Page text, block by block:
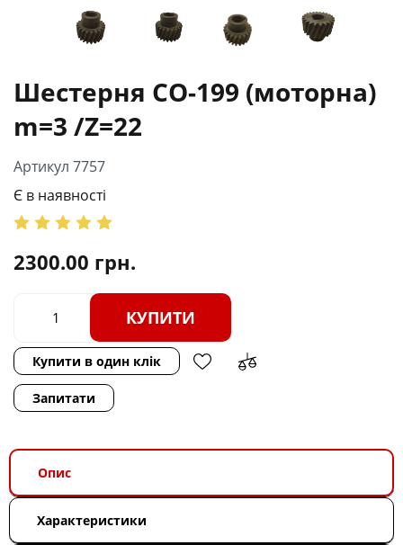
Шестерня СО-199 (моторна)
m=3 /Z=22
Артикул 7757
Є в наявності
2300.00 грн.
КУПИТИ
Купити в один клік
Запитати
Опис
Характеристики